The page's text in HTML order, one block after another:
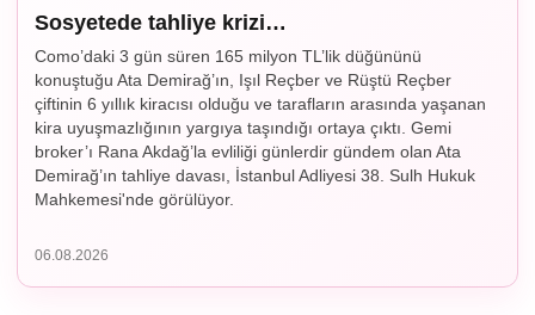
Sosyetede tahliye krizi…
Como’daki 3 gün süren 165 milyon TL’lik düğününü
konuştuğu Ata Demirağ’ın, Işıl Reçber ve Rüştü Reçber
çiftinin 6 yıllık kiracısı olduğu ve tarafların arasında yaşanan
kira uyuşmazlığının yargıya taşındığı ortaya çıktı. Gemi
broker’ı Rana Akdağ’la evliliği günlerdir gündem olan Ata
Demirağ’ın tahliye davası, İstanbul Adliyesi 38. Sulh Hukuk
Mahkemesi'nde görülüyor.
06.08.2026